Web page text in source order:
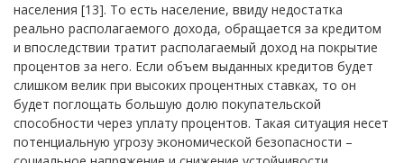
населения [13]. То есть население, ввиду недостатка
реально располагаемого дохода, обращается за кредитом
и впоследствии тратит располагаемый доход на покрытие
процентов за него. Если объем выданных кредитов будет
слишком велик при высоких процентных ставках, то он
будет поглощать большую долю покупательской
способности через уплату процентов. Такая ситуация несет
потенциальную угрозу экономической безопасности –